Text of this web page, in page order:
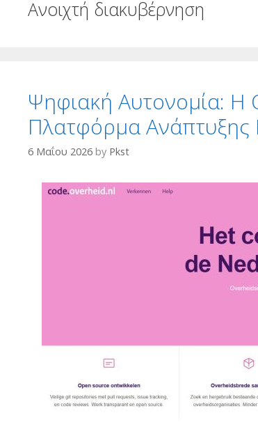
Ανοιχτή διακυβέρνηση
Ψηφιακή Αυτονομία: Η
Πλατφόρμα Ανάπτυξης
6 Μαΐου 2026 by Pkst